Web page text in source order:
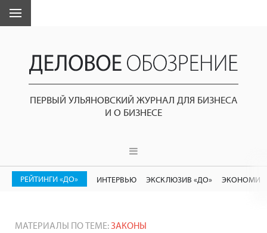
ПЕРВЫЙ УЛЬЯНОВСКИЙ ЖУРНАЛ ДЛЯ БИЗНЕСА
И О БИЗНЕСЕ
РЕЙТИНГИ «ДО» ИНТЕРВЬЮ ЭКСКЛЮЗИВ «ДО»
МАТЕРИАЛЫ ПО ТЕМЕ:ЗАКОНЫ